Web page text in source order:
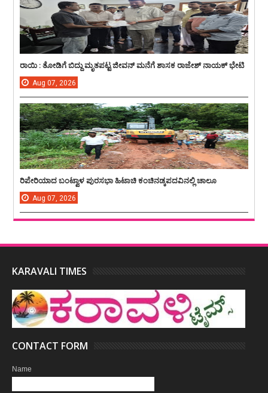
ರಾಯಿ : ತೋಡಿಗೆ ಬಿದ್ದು ಮೃತಪಟ್ಟ ಜೀವನ್ ಮನೆಗೆ ಶಾಸಕ ರಾಜೇಶ್ ನಾಯಕ್ ಭೇಟಿ
Aug 07, 2026
ರಿಪೇರಿಯಾದ ಬಂಟ್ವಾಳ ಪುರಸಭಾ ಹಿಟಾಚಿ ಕಂಚಿನಡ್ಕಪದವಿನಲ್ಲಿ ಚಾಲೂ
Aug 07, 2026
KARAVALI TIMES
CONTACT FORM
Name